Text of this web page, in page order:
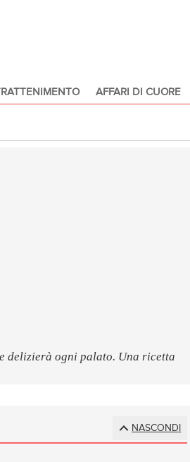
AFFARI DI CUORE
delizierà ogni palato. Una ricetta
NASCONDI